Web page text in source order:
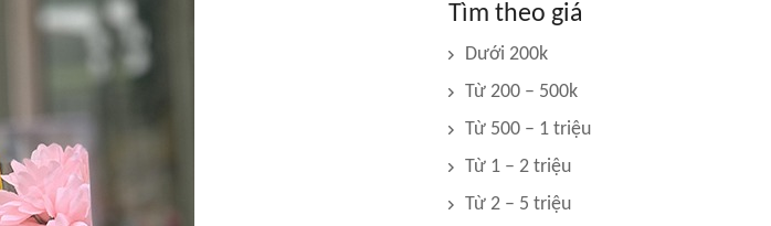
Tìm theo giá
Dưới 200k
Từ 200 – 500k
Từ 500 – 1 triệu
Từ 1 – 2 triệu
Từ 2 – 5 triệu